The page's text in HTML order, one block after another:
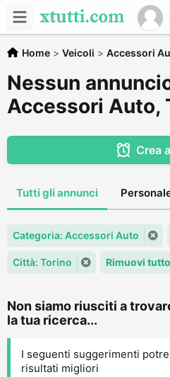
Home > Veicoli > Accessori
Nessun
Accessori Auto,
Crea
Tutti gli annunci
Categoria: Accessori Auto
Città: Torino Rimuovi tutto
Non siamo riusciti a
la tua ricerca...
I seguenti suggerimenti
risultati migliori